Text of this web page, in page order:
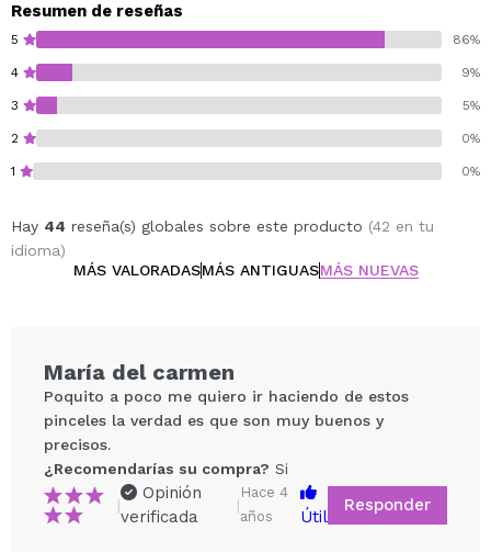
Resumen de reseñas
5 86%
4 9%
3 5%
2 0%
1 0%
Hay 44 reseña(s) globales sobre este producto (42 en tu
idioma)
MÁS VALORADASMÁS ANTIGUASMÁS NUEVAS
María del carmen
Poquito a poco me quiero ir haciendo de estos
pinceles la verdad es que son muy buenos y
precisos.
¿Recomendarías su compra? Si
|
Opinión
verificada
|
Hace 4
años
Útil
Responder